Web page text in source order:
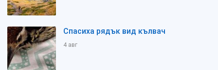
Спасиха рядък вид кълвач
4 авг